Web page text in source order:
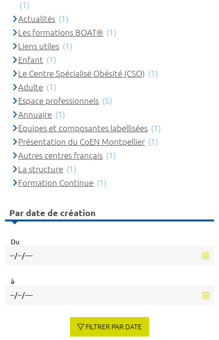
(1)
Actualités (1)
Les formations BOAT® (1)
Liens utiles (1)
Enfant (1)
Le Centre Spécialisé Obésité (CSO) (1)
Adulte (1)
Espace professionnels (5)
Annuaire (1)
Equipes et composantes labellisées (1)
Présentation du CoEN Montpellier (1)
Autres centres français (1)
La structure (1)
Formation Continue (1)
Par date de création
Du
à
FILTRER PAR DATE